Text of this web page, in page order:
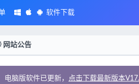
软件下载
网站公告
电脑版软件已更新， 点击下载最新版本